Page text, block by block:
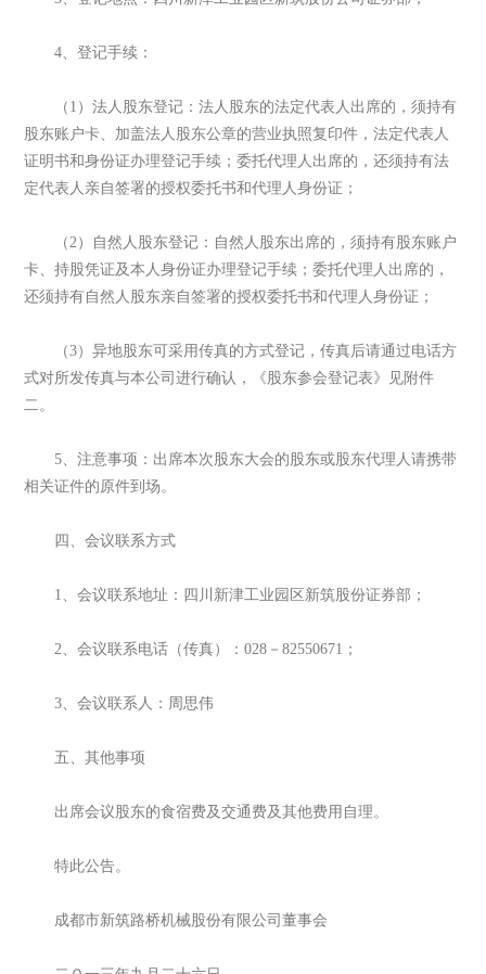
4、登记手续：
（1）法人股东登记：法人股东的法定代表人出席的，须持有
股东账户卡、加盖法人股东公章的营业执照复印件，法定代表人
证明书和身份证办理登记手续；委托代理人出席的，还须持有法
定代表人亲自签署的授权委托书和代理人身份证；
（2）自然人股东登记：自然人股东出席的，须持有股东账户
卡、持股凭证及本人身份证办理登记手续；委托代理人出席的，
还须持有自然人股东亲自签署的授权委托书和代理人身份证；
（3）异地股东可采用传真的方式登记，传真后请通过电话方
式对所发传真与本公司进行确认，《股东参会登记表》见附件
二。
5、注意事项：出席本次股东大会的股东或股东代理人请携带
相关证件的原件到场。
四、会议联系方式
1、会议联系地址：四川新津工业园区新筑股份证券部；
2、会议联系电话（传真）：028－82550671；
3、会议联系人：周思伟
五、其他事项
出席会议股东的食宿费及交通费及其他费用自理。
特此公告。
成都市新筑路桥机械股份有限公司董事会